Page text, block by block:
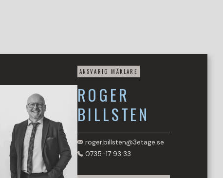
ANSVARIG MÄKLARE
ROGER
BILLSTEN
roger.billsten@3etage.se
0735-17 93 33